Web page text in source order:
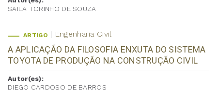
SAILA TORINHO DE SOUZA
ARTIGO Engenharia Civil
A APLICAÇÃO DA FILOSOFIA ENXUTA DO SISTEMA
TOYOTA DE PRODUÇÃO NA CONSTRUÇÃO CIVIL
Autor(es):
DIEGO CARDOSO DE BARROS